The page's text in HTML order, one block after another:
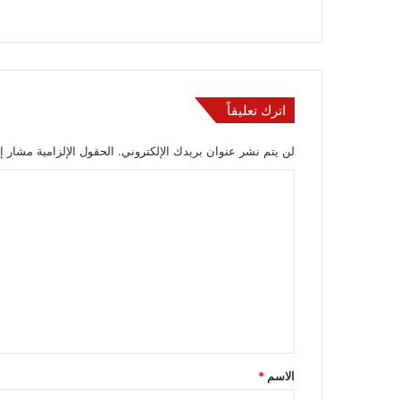
اترك تعليقاً
لن يتم نشر عنوان بريدك الإلكتروني. الحقول الإلزامية مشار
*
الاسم *